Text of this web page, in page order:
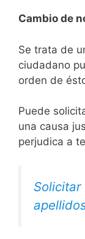
Cambio de
Se trata de
ciudadano
orden de
Puede
una causa
perjudica a